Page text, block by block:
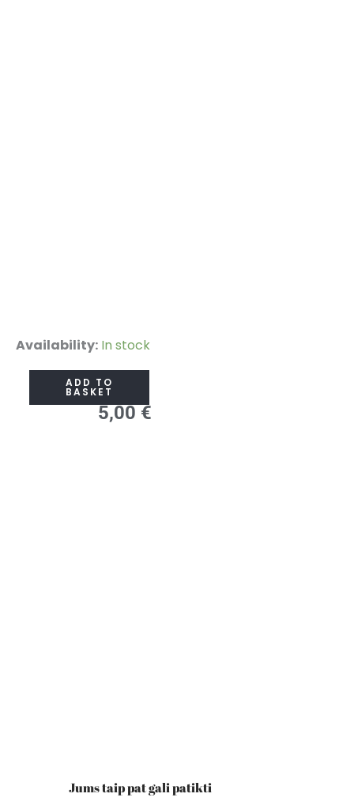
Availability: In stock
Tiesą
pasakius
quantityADD TO
BASKET
5,00 €
Jums taip pat gali patikti